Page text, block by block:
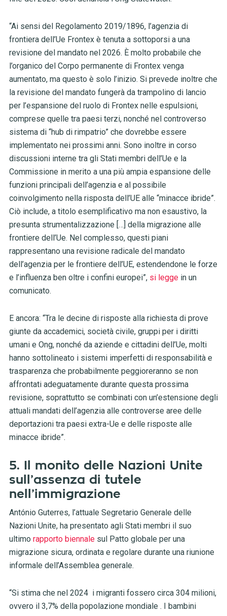
“Ai sensi del Regolamento 2019/1896, l’agenzia di
frontiera dell’Ue Frontex è tenuta a sottoporsi a una
revisione del mandato nel 2026. È molto probabile che
l’organico del Corpo permanente di Frontex venga
aumentato, ma questo è solo l’inizio. Si prevede inoltre che
la revisione del mandato fungerà da trampolino di lancio
per l’espansione del ruolo di Frontex nelle espulsioni,
comprese quelle tra paesi terzi, nonché nel controverso
sistema di “hub di rimpatrio” che dovrebbe essere
implementato nei prossimi anni. Sono inoltre in corso
discussioni interne tra gli Stati membri dell’Ue e la
Commissione in merito a una più ampia espansione delle
funzioni principali dell’agenzia e al possibile
coinvolgimento nella risposta dell’UE alle “minacce ibride”.
Ciò include, a titolo esemplificativo ma non esaustivo, la
presunta strumentalizzazione […] della migrazione alle
frontiere dell’Ue. Nel complesso, questi piani
rappresentano una revisione radicale del mandato
dell’agenzia per le frontiere dell’UE, estendendone le forze
e l’influenza ben oltre i confini europei”, si leggein un
comunicato.
E ancora: “Tra le decine di risposte alla richiesta di prove
giunte da accademici, società civile, gruppi per i diritti
umani e Ong, nonché da aziende e cittadini dell’Ue, molti
hanno sottolineato i sistemi imperfetti di responsabilità e
trasparenza che probabilmente peggioreranno se non
affrontati adeguatamente durante questa prossima
revisione, soprattutto se combinati con un’estensione degli
attuali mandati dell’agenzia alle controverse aree delle
deportazioni tra paesi extra-Ue e delle risposte alle
minacce ibride”.
5. Il monito delle Nazioni Unite
sull’assenza di tutele
nell’immigrazione
António Guterres, l’attuale Segretario Generale delle
Nazioni Unite, ha presentato agli Stati membri il suo
ultimo rapporto biennalesul Patto globale per una
migrazione sicura, ordinata e regolare durante una riunione
informale dell’Assemblea generale.
“Si stima che nel 2024 i migranti fossero circa 304 milioni,
ovvero il 3,7% della popolazione mondiale . I bambini